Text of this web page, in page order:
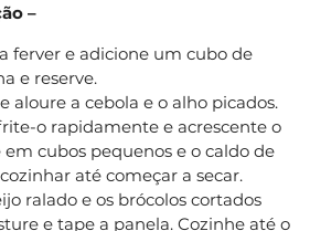
–
ferver e adicione um cubo de
e reserve.
aloure a cebola e o alho picados.
o rapidamente e acrescente o
cubos pequenos e o caldo de
até começar a secar.
ralado e os brócolos cortados
e tape a panela. Cozinhe até o